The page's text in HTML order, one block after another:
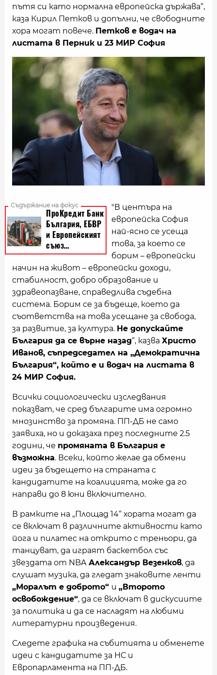
пътя си като нормална европейска държава“,
каза Кирил Петков и допълни, че свободните
хора могат повече. Петков е водач на
листата в Перник и 23 МИР София
"В центъра на
европейска София
най-ясно се усеща
това, за което се
борим – европейски
начин на живот – европейски доходи,
стабилност, добро образование и
здравеопазване, справедлива съдебна
система. Борим се за бъдеще, което да
съответства на това усещане за свобода,
за развитие, за култура. Не допускайте
България да се върне назад“, казва Христо
Иванов, съпредседател на „Демократична
България“, който е и водач на листата в
24 МИР София.
Всички социологически изследвания
показват, че сред българите има огромно
мнозинство за промяна. ПП-ДБ не само
заявиха, но и доказаха през последните 2.5
години, че промяната в България е
възможна. Всеки, който желае да обмени
идеи за бъдещето на страната с
кандидатите на коалицията, може да го
направи до 8 юни включително.
В рамките на „Площад 14“ хората могат да
се включат в различните активности като
йога и пилатес на открито с треньори, да
танцуват, да играят баскетбол със
звездата от NBAАлександър Везенков, да
слушат музика, да гледат знаковите ленти
„Моралът е доброто“ и „Второто
освобождение“, да се включат в дискусиите
за политика и да се насладят на любими
литературни произведения.
Следете графика на събитията и обменете
идеи с кандидатите за НС и
Европарламента на ПП-ДБ.